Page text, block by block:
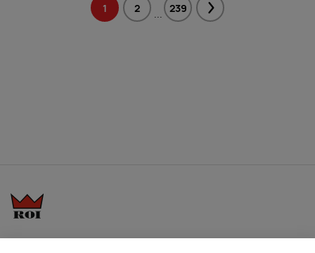
1 2 ... 239 Next